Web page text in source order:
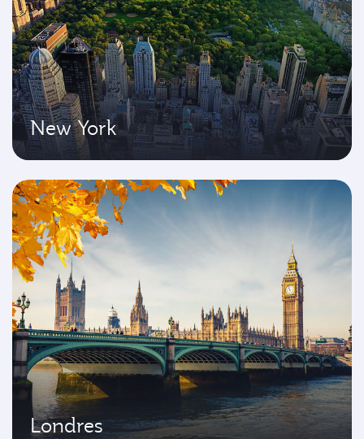
New York
Londres